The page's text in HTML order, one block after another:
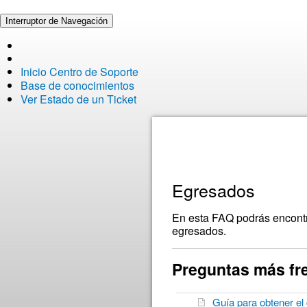
Interruptor de Navegación
Inicio Centro de Soporte
Base de conocimientos
Ver Estado de un Ticket
Egresados
En esta FAQ podrás
egresados.
Preguntas más
Guía para obtener